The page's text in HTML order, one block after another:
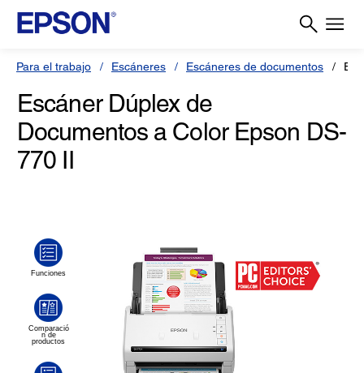
Para el trabajo Escáneres Escáneres de documentos
Escáner Dúplex de
Documentos a Color Epson DS-
770 II
misma
página.